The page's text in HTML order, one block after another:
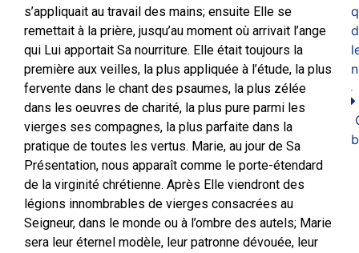
s’appliquait au travail des mains; ensuite Elle se
remettait à la prière, jusqu’au moment où arrivait l’ange
qui Lui apportait Sa nourriture. Elle était toujours la
première aux veilles, la plus appliquée à l’étude, la plus
fervente dans le chant des psaumes, la plus zélée
dans les oeuvres de charité, la plus pure parmi les
vierges ses compagnes, la plus parfaite dans la
pratique de toutes les vertus. Marie, au jour de Sa
Présentation, nous apparaît comme le porte-étendard
de la virginité chrétienne. Après Elle viendront des
légions innombrables de vierges consacrées au
Seigneur, dans le monde ou à l’ombre des autels; Marie
sera leur éternel modèle, leur patronne dévouée, leur